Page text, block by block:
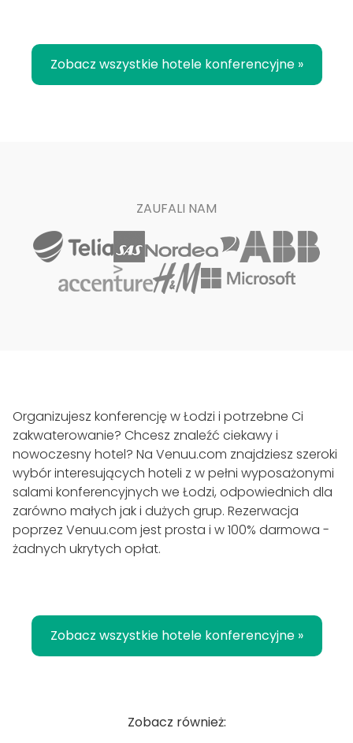
Zobacz wszystkie hotele konferencyjne »
ZAUFALI NAM
Organizujesz konferencję w Łodzi i potrzebne Ci
zakwaterowanie? Chcesz znaleźć ciekawy i
nowoczesny hotel? Na Venuu.com znajdziesz szeroki
wybór interesujących hoteli z w pełni wyposażonymi
salami konferencyjnych we Łodzi, odpowiednich dla
zarówno małych jak i dużych grup. Rezerwacja
poprzez Venuu.com jest prosta i w 100% darmowa -
żadnych ukrytych opłat.
Zobacz wszystkie hotele konferencyjne »
Zobacz również: